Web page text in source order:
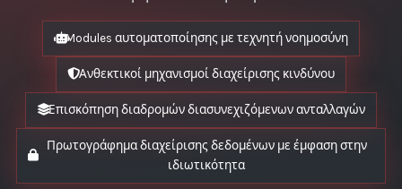
Modules αυτοματοποίησης με τεχνητή νοημοσύνη
Ανθεκτικοί μηχανισμοί διαχείρισης κινδύνου
Επισκόπηση διαδρομών διασυνεχιζόμενων ανταλλαγών
Πρωτογράφημα διαχείρισης δεδομένων με έμφαση στην
ιδιωτικότητα